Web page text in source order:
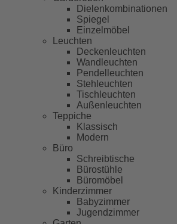
Dielenkombinationen
Spiegel
Einzelmöbel
Leuchten
Deckenleuchten
Wandleuchten
Pendelleuchten
Stehleuchten
Tischleuchten
Außenleuchten
Teppiche
Klassisch
Modern
Büro
Schreibtische
Bürostühle
Büromöbel
Kinderzimmer
Babyzimmer
Jugendzimmer